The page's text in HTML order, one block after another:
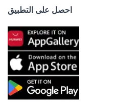
احصل على التطبيق